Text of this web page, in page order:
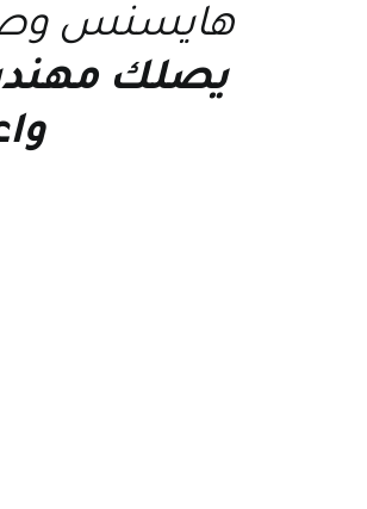
هايسنس و
يصلك